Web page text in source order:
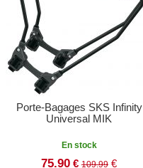
Porte-Bagages SKS Infinity
Universal MIK
En stock
75.90 € 109.99 €